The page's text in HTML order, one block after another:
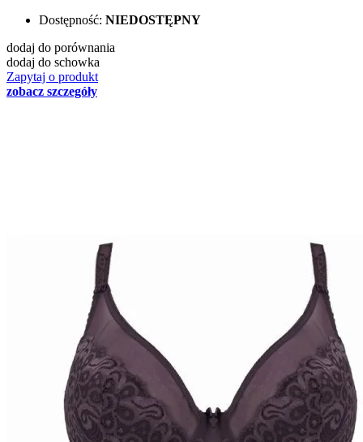
Dostępność: NIEDOSTĘPNY
dodaj do porównania
dodaj do schowka
Zapytaj o produkt
zobacz szczegóły